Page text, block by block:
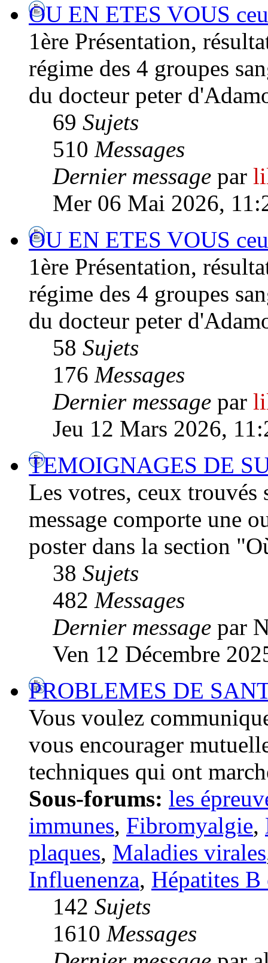
OU EN ETES VOUS
1ère Présentation,
régime des 4 groupes
du docteur peter
69 Sujets
510 Messages
Dernier message par
Mer 06 Mai 2026,
OU EN ETES VOUS
1ère Présentation,
régime des 4 groupes
du docteur peter
58 Sujets
176 Messages
Dernier message par
Jeu 12 Mars 2026,
TEMOIGNAGES DE
Les votres, ceux
message comporte une
poster dans la section
38 Sujets
482 Messages
Dernier message par
Ven 12 Décembre
PROBLEMES DE
Vous voulez
vous encourager
techniques qui ont
Sous-forums: les
immunes, Fibromyalgie,
plaques, Maladies virales
Influenenza, Hépatites B
142 Sujets
1610 Messages